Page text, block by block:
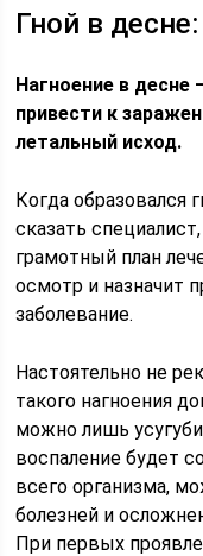
Гной в
Нагноение в
привести к
летальный исход.
Когда образовался
сказать
грамотный план
осмотр и назначит
заболевание.
Настоятельно не
такого нагноения
можно лишь
воспаление будет
всего организма,
болезней и
При первых